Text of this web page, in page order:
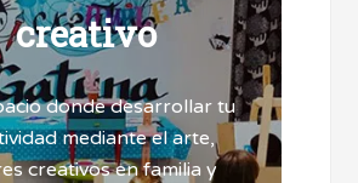
creativo
donde desarrollar tu
mediante el arte,
creativos en familia y